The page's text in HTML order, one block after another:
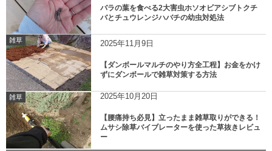
バラの葉を食べる2大害虫ホソオビアシブトクチ
バとチュウレンジハバチの幼虫対処法
雑草 2025年11月9日
【ダンボールマルチのやり方全工程】お金をかけ
ずにダンボールで雑草対策する方法
雑草 2025年10月20日
【腰痛持ち必見】立ったまま雑草取りができる！
ムサシ除草バイブレーターを使った草抜きレビュ
ー